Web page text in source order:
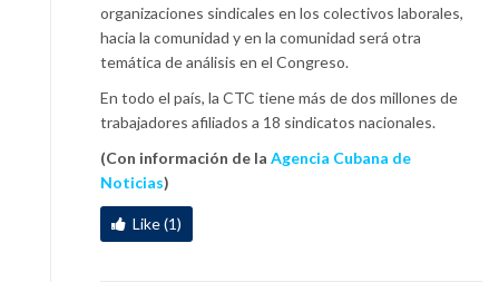
organizaciones sindicales en los colectivos laborales,
hacia la comunidad y en la comunidad será otra
temática de análisis en el Congreso.
En todo el país, la CTC tiene más de dos millones de
trabajadores afiliados a 18 sindicatos nacionales.
(Con información de la Agencia Cubana de
Noticias)
Like (1)